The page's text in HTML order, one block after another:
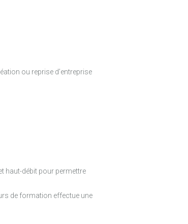
ou reprise d’entreprise
haut-débit pour permettre
de formation effectue une